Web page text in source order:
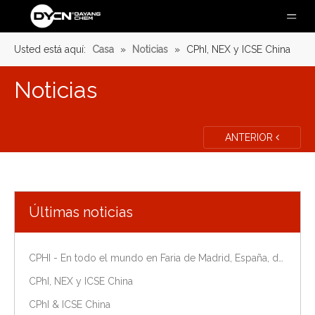
Usted está aquí: Casa » Noticias » CPhI, NEX y ICSE China
Noticias
ANTERIOR
Últimas noticias
CPhI, NEX y ICSE China
CPhI & ICSE China